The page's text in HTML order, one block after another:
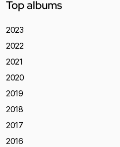
Top albums
2023
2022
2021
2020
2019
2018
2017
2016